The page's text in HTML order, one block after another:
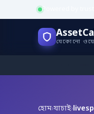
Powered by
হোম›যাচাই›